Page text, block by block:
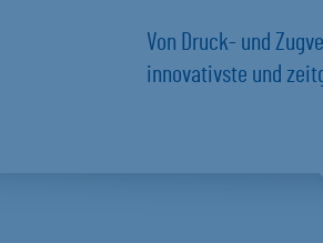
Von Druck- und
innovativste und